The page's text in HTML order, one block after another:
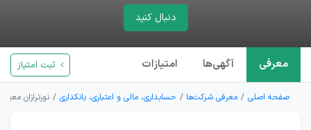
دنبال کنید
معرفی آگهی‌ها امتیازات ثبت امتیاز
صفحه اصلی معرفی شرکت‌ها حسابداری، مالی و اعتباری، بانکداری نورترازان معین